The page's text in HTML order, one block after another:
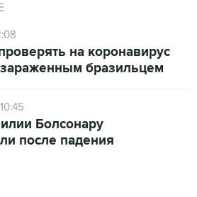
на коронавирус
зараженным бразильцем
Болсонару
после падения